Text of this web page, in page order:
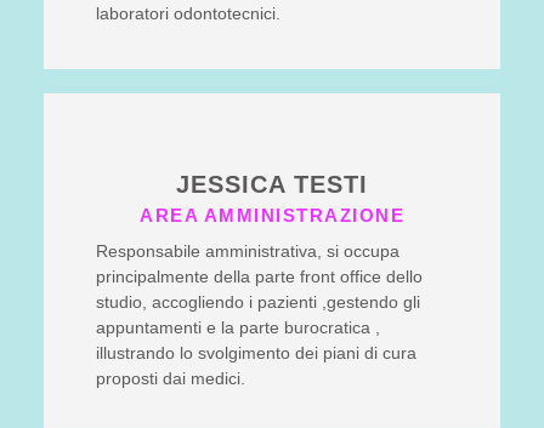
laboratori odontotecnici.
JESSICA TESTI
AREA AMMINISTRAZIONE
Responsabile amministrativa, si occupa
principalmente della parte front office dello
studio, accogliendo i pazienti ,gestendo gli
appuntamenti e la parte burocratica ,
illustrando lo svolgimento dei piani di cura
proposti dai medici.